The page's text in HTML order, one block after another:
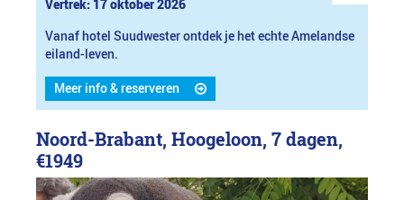
Vertrek: 17 oktober 2026
Vanaf hotel Suudwester ontdek je het echte Amelandse
eiland-leven.
Meer info & reserveren
Noord-Brabant, Hoogeloon, 7 dagen,
€1949